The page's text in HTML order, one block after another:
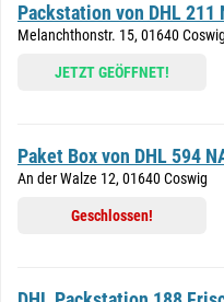
Packstation von DHL
Melanchthonstr. 15, 01640 Coswig
JETZT GEÖFFNET!
Paket Box von DHL 594
An der Walze 12, 01640 Coswig
Geschlossen!